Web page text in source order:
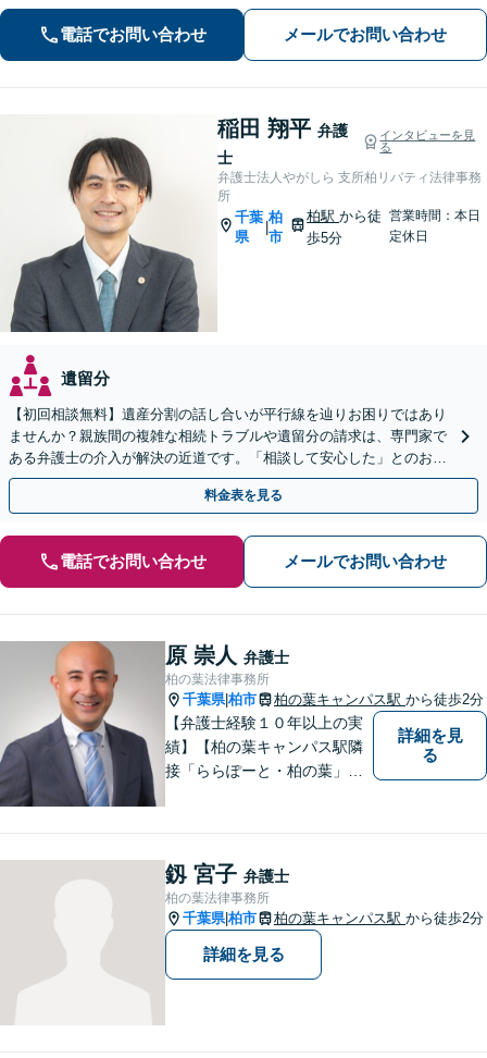
電話でお問い合わせ メールでお問い合わせ
稲田 翔平 弁護
士
インタビューを見
る
弁護士法人やがしら 支所柏リバティ法律事務
所
千葉
県
|
柏
市
柏駅から徒
歩5分
営業時間：本日
定休日
遺留分
【初回相談無料】遺産分割の話し合いが平行線を辿りお困りではあり
ませんか？親族間の複雑な相続トラブルや遺留分の請求は、専門家で
ある弁護士の介入が解決の近道です。「相談して安心した」とのお声
も多数。柏駅徒歩5分の当事務所へまずはご相談ください。
料金表を見る
電話でお問い合わせ メールでお問い合わせ
原 崇人 弁護士
柏の葉法律事務所
千葉県|柏市 柏の葉キャンパス駅 から徒歩2分
【弁護士経験１０年以上の実
績】【柏の葉キャンパス駅隣
接「ららぽーと・柏の葉」
詳細を見
る
釼 宮子 弁護士
柏の葉法律事務所
千葉県|柏市 柏の葉キャンパス駅 から徒歩2分
詳細を見る